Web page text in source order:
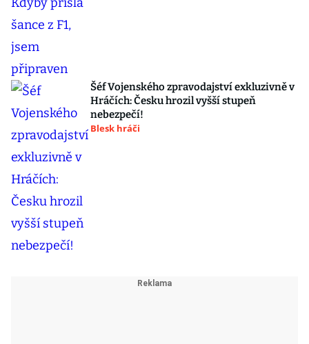
Šéf Vojenského zpravodajství exkluzivně v
Hráčích: Česku hrozil vyšší stupeň
nebezpečí!
Blesk hráči